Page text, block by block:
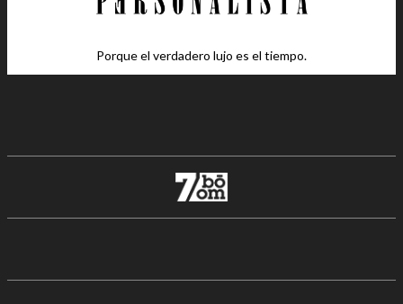
Porque el verdadero lujo es el tiempo.